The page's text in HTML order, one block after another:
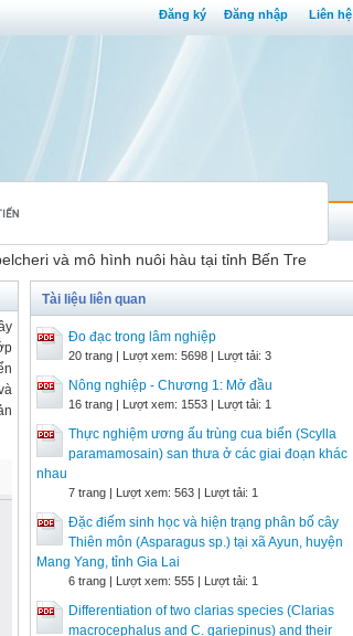
Đăng ký Đăng nhập Liên hệ
và mô hình nuôi hàu tại tỉnh Bến Tre
Tài liệu liên quan
Đo đạc trong lâm nghiệp
20 trang | Lượt xem: 5698 | Lượt tải: 3
Nông nghiệp - Chương 1: Mở đầu
16 trang | Lượt xem: 1553 | Lượt tải: 1
Thực nghiệm ương ấu trùng cua biển (Scylla
paramamosain) san thưa ở các giai đoạn khác
nhau
7 trang | Lượt xem: 563 | Lượt tải: 1
Đặc điếm sinh học và hiện trạng phân bố cây
Thiên môn (Asparagus sp.) tại xã Ayun, huyện
Mang Yang, tỉnh Gia Lai
6 trang | Lượt xem: 555 | Lượt tải: 1
Differentiation of two clarias species (Clarias
macrocephalus and C. gariepinus) and their